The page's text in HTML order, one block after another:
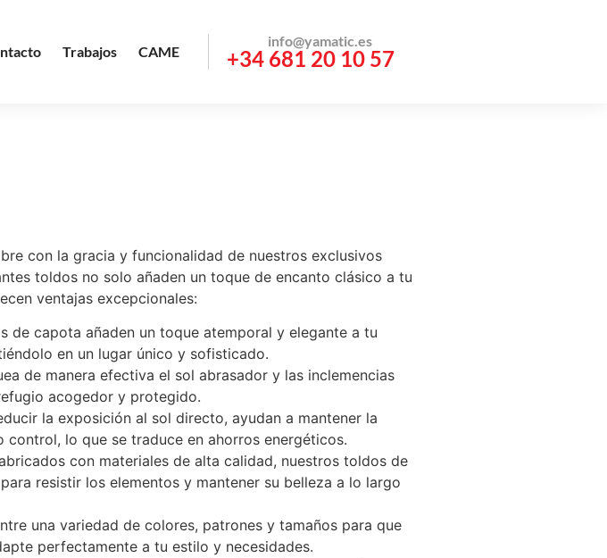
Trabajos CAME
info@yamatic.es
+34 681 20 10 57
con la gracia y funcionalidad de nuestros exclusivos
toldos no solo añaden un toque de encanto clásico a tu
ventajas excepcionales:
de capota añaden un toque atemporal y elegante a tu
en un lugar único y sofisticado.
de manera efectiva el sol abrasador y las inclemencias
acogedor y protegido.
la exposición al sol directo, ayudan a mantener la
control, lo que se traduce en ahorros energéticos.
con materiales de alta calidad, nuestros toldos de
resistir los elementos y mantener su belleza a lo largo
una variedad de colores, patrones y tamaños para que
perfectamente a tu estilo y necesidades.